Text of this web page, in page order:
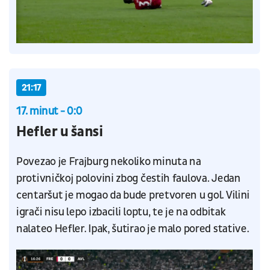
21:17
17. minut - 0:0
Hefler u šansi
Povezao je Frajburg nekoliko minuta na
protivničkoj polovini zbog čestih faulova. Jedan
centaršut je mogao da bude pretvoren u gol. Vilini
igrači nisu lepo izbacili loptu, te je na odbitak
nalateo Hefler. Ipak, šutirao je malo pored stative.